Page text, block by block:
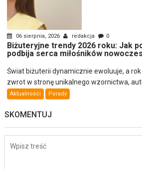
06 sierpnia, 2026 redakcja 0
Biżuteryjne trendy 2026 roku: Jak
podbija serca miłośników
Świat biżuterii dynamicznie ewoluuje, a
zwrot w stronę unikalnego wzornictwa,
Aktualności Porady
SKOMENTUJ